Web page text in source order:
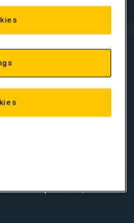
vigtigt for at
ofte en god angivelse
partikler, der